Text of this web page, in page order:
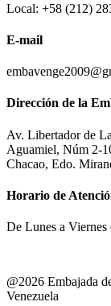
Local: +58 (212)
E-mail
Dirección de la
Av. Libertador de
Aguamiel, Núm 2-
Chacao, Edo.
Horario de
De Lunes a
@2026 Embajada
Venezuela